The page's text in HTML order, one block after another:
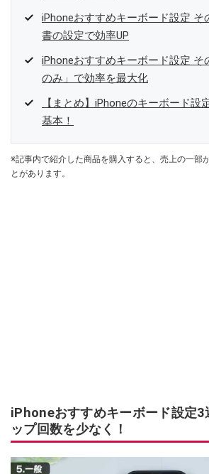
iPhoneおすすめキーボード設定 そ
書の設定で効率UP
iPhoneおすすめキーボード設定 そ
のみ」で効率を最大化
【まとめ】iPhoneのキーボード設
基本！
※記事内で紹介した商品を購入すると、売上の一部
とがあります。
iPhoneおすすめキーボード設定3
ップ回数を少なく！